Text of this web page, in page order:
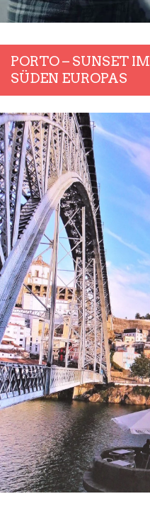
PORTO – SUNSET IM
SÜDEN EUROPAS